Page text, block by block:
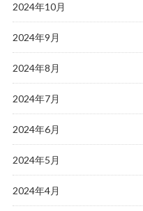
2024年10月
2024年9月
2024年8月
2024年7月
2024年6月
2024年5月
2024年4月